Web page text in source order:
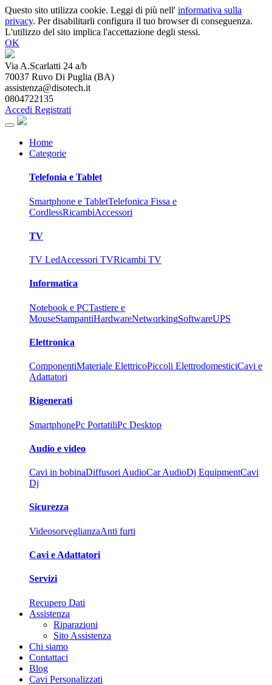
Questo sito utilizza cookie. Leggi di più nell' informativa sulla
privacy. Per disabilitarli configura il tuo browser di conseguenza.
L'utilizzo del sito implica l'accettazione degli stessi.
OK
Via A.Scarlatti 24 a/b
70037 Ruvo Di Puglia (BA)
assistenza@disotech.it
0804722135
Accedi Registrati
Home
Categorie
Telefonia e Tablet
Smartphone e TabletTelefonica Fissa e
CordlessRicambiAccessori
TV
TV LedAccessori TVRicambi TV
Informatica
Notebook e PCTastiere e
MouseStampantiHardwareNetworkingSoftwareUPS
Elettronica
ComponentiMateriale ElettricoPiccoli ElettrodomesticiCavi e
Adattatori
Rigenerati
SmartphonePc PortatiliPc Desktop
Audio e video
Cavi in bobinaDiffusori AudioCar AudioDj EquipmentCavi
Dj
Sicurezza
VideosorveglianzaAnti furti
Cavi e Adattatori
Servizi
Recupero Dati
Assistenza
Riparazioni
Sito Assistenza
Chi siamo
Contattaci
Blog
Cavi Personalizzati